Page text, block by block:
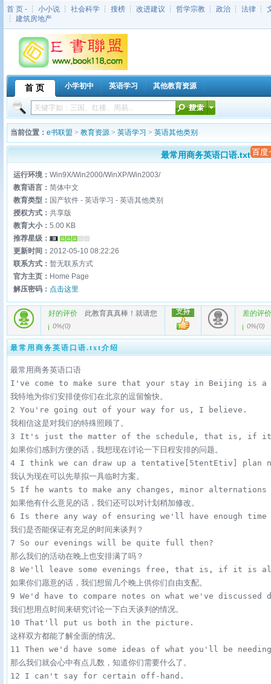
首 页 - ┆ 小小说 ┆ 社会科学 ┆ 搜榜 ┆ 改进建议 ┆ 哲学宗教 ┆ 政治 ┆ 法律 ┆
┆ 建筑房地产
首 页 小学初中 英语学习 其他教育资源
当前位置： e书联盟 > 教育资源 > 英语学习 > 英语其他类别
最常用商务英语口语.txt
运行环境： Win9X/Win2000/WinXP/Win2003/
教育语言： 简体中文
教育类型： 国产软件 - 英语学习 - 英语其他类别
授权方式： 共享版
教育大小： 5.00 KB
推荐星级：
更新时间： 2012-05-10 08:22:26
联系方式： 暂无联系方式
官方主页： Home Page
解压密码： 点击这里
好的评价 此教育真真棒！就请您
0%(0)
差的评价
0%(0)
最常用商务英语口语.txt介绍
最常用商务英语口语
I've come to make sure that your stay in Beijing is
我特地为你们安排使你们在北京的逗留愉快。
2 You're going out of your way for us, I believe.
我相信这是对我们的特殊照顾了。
3 It's just the matter of the schedule, that is, if it
如果你们感到方便的话，我想现在讨论一下日程安排的问题。
4 I think we can draw up a tentative[5tentEtiv] plan
我认为现在可以先草拟一具临时方案。
5 If he wants to make any changes, minor alternations
如果他有什么意见的话，我们还可以对计划稍加修改。
6 Is there any way of ensuring we'll have enough
我们是否能保证有充足的时间来谈判？
7 So our evenings will be quite full then?
那么我们的活动在晚上也安排满了吗？
8 We'll leave some evenings free, that is, if it is
如果你们愿意的话，我们想留几个晚上供你们自由支配。
9 We'd have to compare notes on what we've
我们想用点时间来研究讨论一下白天谈判的情况。
10 That'll put us both in the picture.
这样双方都能了解全面的情况。
11 Then we'd have some ideas of what you'll be needing
那么我们就会心中有点儿数，知道你们需要什么了。
12 I can't say for certain off-hand.